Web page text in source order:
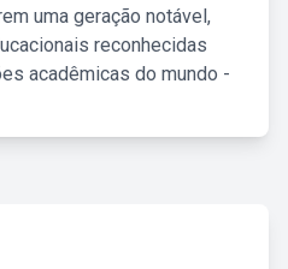
uma geração notável,
reconhecidas
acadêmicas do mundo -